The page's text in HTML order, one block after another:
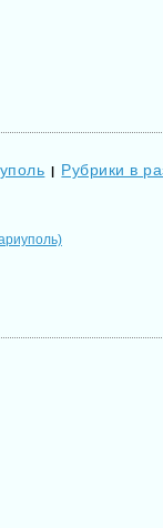
| Рубрики в